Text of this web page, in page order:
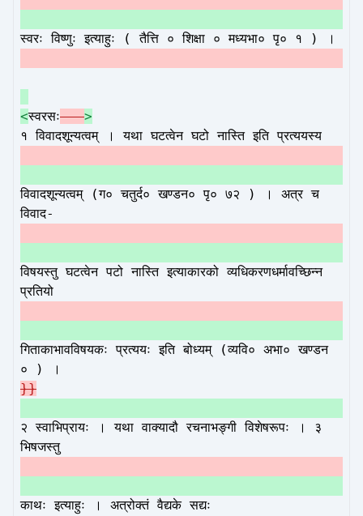
स्वरः विष्णुः इत्याहुः ( तैत्ति ० शिक्षा ० मध्यभा० पृ० १ ) ।
<स्वरसः–>
१ विवादशून्यत्वम् । यथा घटत्वेन घटो नास्ति इति प्रत्ययस्य
विवादशून्यत्वम् (ग० चतुर्द० खण्डन० पृ० ७२ ) । अत्र च
विवाद-
विषयस्तु घटत्वेन पटो नास्ति इत्याकारको व्यधिकरणधर्मावच्छिन्न
प्रतियो
गिताकाभावविषयकः प्रत्ययः इति बोध्यम् (व्यवि० अभा० खण्डन
० ) ।
}}
२ स्वाभिप्रायः । यथा वाक्यादौ रचनाभङ्गी विशेषरूपः । ३
भिषजस्तु
काथः इत्याहुः । अत्रोक्तं वैद्यके सद्यः